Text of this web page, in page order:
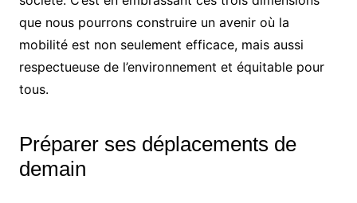
que nous pourrons construire un avenir où la
mobilité est non seulement efficace, mais aussi
respectueuse de l’environnement et équitable pour
tous.
Préparer ses déplacements de
demain